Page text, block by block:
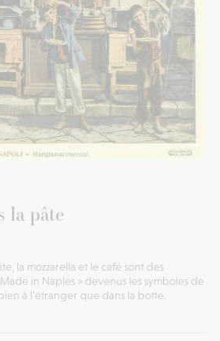
la pâte
la mozzarella et le café sont des
in Naples » devenus les symboles de
à l’étranger que dans la botte.